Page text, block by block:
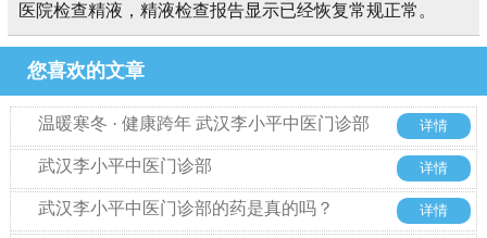
医院检查精液，精液检查报告显示已经恢复常规正常。
您喜欢的文章
温暖寒冬 · 健康跨年 武汉李小平中医门诊部
首次大型惠民活动来啦!!!
详情
武汉李小平中医门诊部 详情
武汉李小平中医门诊部的药是真的吗？ 详情